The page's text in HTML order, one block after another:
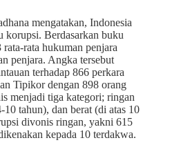
mengatakan, Indonesia
korupsi. Berdasarkan buku
rata hukuman penjara
penjara. Angka tersebut
terhadap 866 perkara
Tipikor dengan 898 orang
menjadi tiga kategori; ringan
tahun), dan berat (di atas 10
divonis ringan, yakni 615
kepada 10 terdakwa.